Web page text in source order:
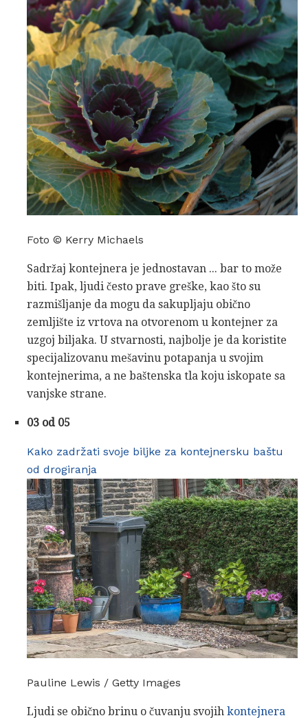
Foto © Kerry Michaels
Sadržaj kontejnera je jednostavan ... bar to može
biti. Ipak, ljudi često prave greške, kao što su
razmišljanje da mogu da sakupljaju obično
zemljište iz vrtova na otvorenom u kontejner za
uzgoj biljaka. U stvarnosti, najbolje je da koristite
specijalizovanu mešavinu potapanja u svojim
kontejnerima, a ne baštenska tla koju iskopate sa
vanjske strane.
03 od 05
Kako zadržati svoje biljke za kontejnersku baštu
od drogiranja
Pauline Lewis / Getty Images
Ljudi se obično brinu o čuvanju svojih kontejnera